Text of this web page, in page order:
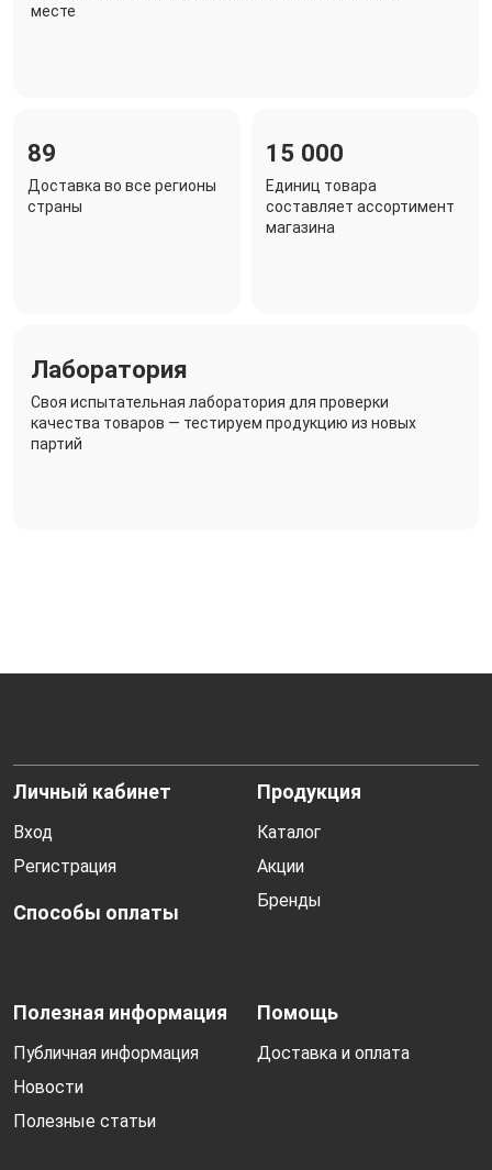
месте
89
Доставка во все регионы
страны
15 000
Единиц товара
составляет ассортимент
магазина
Лаборатория
Своя испытательная лаборатория для проверки
качества товаров — тестируем продукцию из новых
партий
Личный кабинет
Вход
Регистрация
Способы оплаты
Продукция
Каталог
Акции
Бренды
Полезная информация
Публичная информация
Новости
Полезные статьи
Помощь
Доставка и оплата